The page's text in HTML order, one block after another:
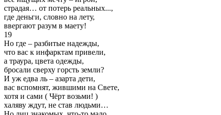
страдая… от потерь реальных...,
где деньги, словно на лету,
ввергают разум в маету!
19
Но где – разбитые надежды,
что вас к инфарктам привели,
а траура, цвета одежды,
бросали сверху горсть земли?
И уж едва ль – азарта дети,
вас вспомнят, жившими на Свете,
хотя и сами ( Чёрт возьми! )
халяву ждут, не став людьми…